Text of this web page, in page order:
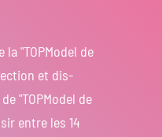
"TOPModel de
et dis-
"TOPModel de
entre les 14